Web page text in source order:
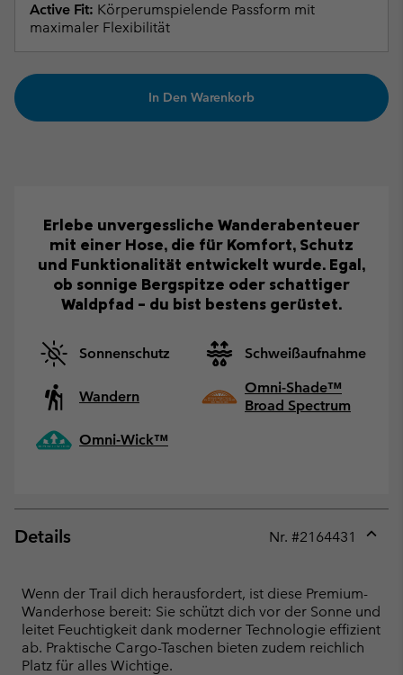
Active Fit: Körperumspielende Passform mit
maximaler Flexibilität
In Den Warenkorb
Erlebe unvergessliche Wanderabenteuer
mit einer Hose, die für Komfort, Schutz
und Funktionalität entwickelt wurde. Egal,
ob sonnige Bergspitze oder schattiger
Waldpfad – du bist bestens gerüstet.
Sonnenschutz Schweißaufnahme
Wandern
Omni-Shade™
Broad Spectrum
Omni-Wick™
Details Nr. #2164431
Wenn der Trail dich herausfordert, ist diese Premium-
Wanderhose bereit: Sie schützt dich vor der Sonne und
leitet Feuchtigkeit dank moderner Technologie effizient
ab. Praktische Cargo-Taschen bieten zudem reichlich
Platz für alles Wichtige.